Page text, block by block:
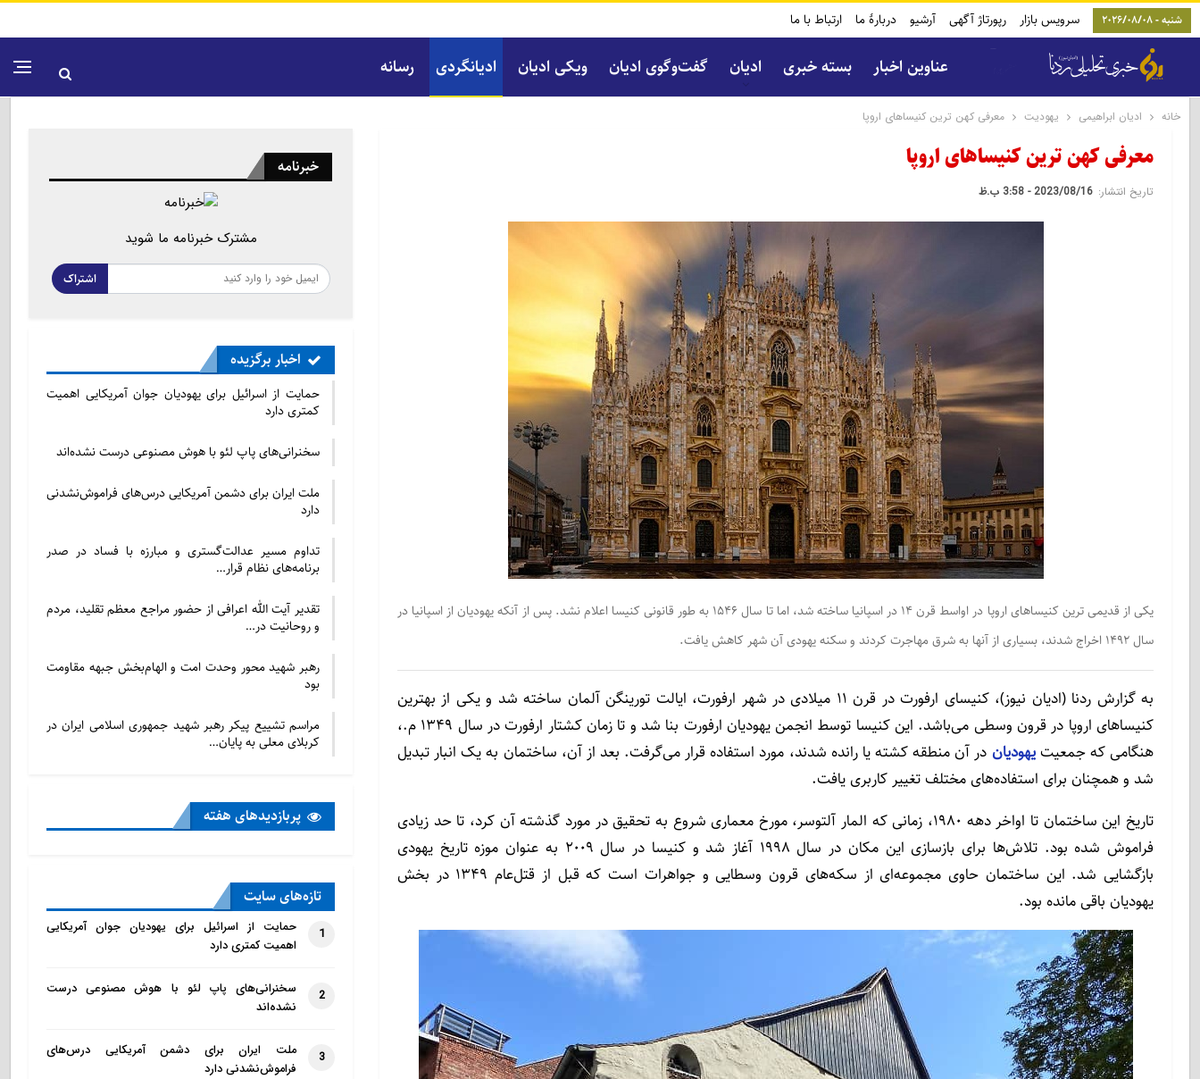
شنبه - 2026/08/08 سرویس بازار رپورتاژ آگهی آرشیو دربارۀ ما ارتباط با ما
عناوین اخبار بسته خبری ادیان گفت‌و‌گوی ادیان ویکی ادیان ادیانگردی رسانه
خانه ادیان ابراهیمی یهودیت معرفی کهن ترین کنیساهای اروپا
معرفی کهن ترین کنیساهای اروپا
تاریخ انتشار: 2023/08/16 - 3:58 ب.ظ
یکی از قدیمی ترین کنیساهای اروپا در اواسط قرن 14 در اسپانیا ساخته شد، اما تا سال 1546 به طور قانونی کنیسا اعلام نشد. پس از آنکه یهودیان از اسپانیا در
سال 1492 اخراج شدند، بسیاری از آنها به شرق مهاجرت کردند و سکنه یهودی آن شهر کاهش یافت.
به گزارش ردنا (ادیان نیوز)، کنیسای ارفورت در قرن 11 میلادی در شهر ارفورت، ایالت تورینگن آلمان ساخته شد و یکی از بهترین
کنیساهای اروپا در قرون وسطی می‌باشد. این کنیسا توسط انجمن یهودیان ارفورت بنا شد و تا زمان کشتار ارفورت در سال 1349 م.،
هنگامی که جمعیتیهودیان در آن منطقه کشته یا رانده شدند، مورد استفاده قرار می‌گرفت. بعد از آن، ساختمان به یک انبار تبدیل
شد و همچنان برای استفاده‌های مختلف تغییر کاربری یافت.
تاریخ این ساختمان تا اواخر دهه 1980، زمانی که المار آلتوسر، مورخ معماری شروع به تحقیق در مورد گذشته آن کرد، تا حد زیادی
فراموش شده بود. تلاش‌ها برای بازسازی این مکان در سال 1998 آغاز شد و کنیسا در سال 2009 به عنوان موزه تاریخ یهودی
بازگشایی شد. این ساختمان حاوی مجموعه‌ای از سکه‌های قرون وسطایی و جواهرات است که قبل از قتل‌عام 1349 در بخش
یهودیان باقی مانده بود.
خبرنامه
مشترک خبرنامه ما شوید
اشتراک
اخبار برگزیده
حمایت از اسرائیل برای یهودیان جوان آمریکایی اهمیت
کمتری دارد
سخنرانی‌های پاپ لئو با هوش مصنوعی درست نشده‌اند
ملت ایران برای دشمن آمریکایی درس‌های فراموش‌نشدنی
دارد
تداوم مسیر عدالت‌گستری و مبارزه با فساد در صدر
برنامه‌های نظام قرار…
تقدیر آیت الله اعرافی از حضور مراجع معظم تقلید، مردم
و روحانیت در…
رهبر شهید محور وحدت امت و الهام‌بخش جبهه مقاومت
بود
مراسم تشییع پیکر رهبر شهید جمهوری اسلامی ایران در
کربلای معلی به پایان…
پربازدید‌های هفته
تازه‌‌های سایت
1
حمایت از اسرائیل برای یهودیان جوان آمریکایی
اهمیت کمتری دارد
2
سخنرانی‌های پاپ لئو با هوش مصنوعی درست
نشده‌اند
3
ملت ایران برای دشمن آمریکایی درس‌های
فراموش‌نشدنی دارد